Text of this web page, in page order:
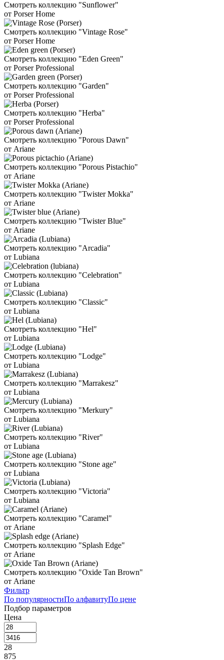
Смотреть коллекцию "Sunflower"
от Porser Home
Смотреть коллекцию "Vintage Rose"
от Porser Home
Смотреть коллекцию "Eden Green"
от Porser Professional
Смотреть коллекцию "Garden"
от Porser Professional
Смотреть коллекцию "Herba"
от Porser Professional
Смотреть коллекцию "Porous Dawn"
от Ariane
Смотреть коллекцию "Porous Pistachio"
от Ariane
Смотреть коллекцию "Twister Mokka"
от Ariane
Смотреть коллекцию "Twister Blue"
от Ariane
Смотреть коллекцию "Arcadia"
от Lubiana
Смотреть коллекцию "Celebration"
от Lubiana
Смотреть коллекцию "Classic"
от Lubiana
Смотреть коллекцию "Hel"
от Lubiana
Смотреть коллекцию "Lodge"
от Lubiana
Смотреть коллекцию "Marrakesz"
от Lubiana
Смотреть коллекцию "Merkury"
от Lubiana
Смотреть коллекцию "River"
от Lubiana
Смотреть коллекцию "Stone age"
от Lubiana
Смотреть коллекцию "Victoria"
от Lubiana
Смотреть коллекцию "Caramel"
от Ariane
Смотреть коллекцию "Splash Edge"
от Ariane
Смотреть коллекцию "Oxide Tan Brown"
от Ariane
Фильтр
По популярностиПо алфавитуПо цене
Подбор параметров
Цена
28
875